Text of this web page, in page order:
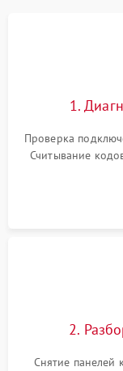
1.
Проверка
Считывание
выявления
2.
Снятие панелей